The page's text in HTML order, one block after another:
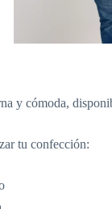
y cómoda,
tu confección: